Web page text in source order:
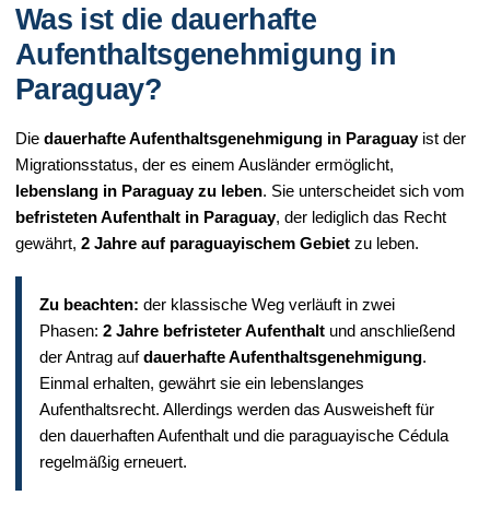
Was ist die dauerhafte
Aufenthaltsgenehmigung in
Paraguay?
Die dauerhafte Aufenthaltsgenehmigung in Paraguayist der
Migrationsstatus, der es einem Ausländer ermöglicht,
lebenslang in Paraguay zu leben. Sie unterscheidet sich vom
befristeten Aufenthalt in Paraguay, der lediglich das Recht
gewährt, 2 Jahre auf paraguayischem Gebiet zu leben.
Zu beachten: der klassische Weg verläuft in zwei
Phasen: 2 Jahre befristeter Aufenthalt und anschließend
der Antrag aufdauerhafte Aufenthaltsgenehmigung.
Einmal erhalten, gewährt sie ein lebenslanges
Aufenthaltsrecht. Allerdings werden das Ausweisheft für
den dauerhaften Aufenthalt und die paraguayische Cédula
regelmäßig erneuert.